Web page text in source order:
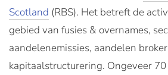
Scotland (RBS). Het betreft de
gebied van fusies & overnames,
aandelenemissies, aandelen
kapitaalstructurering. Ongeveer